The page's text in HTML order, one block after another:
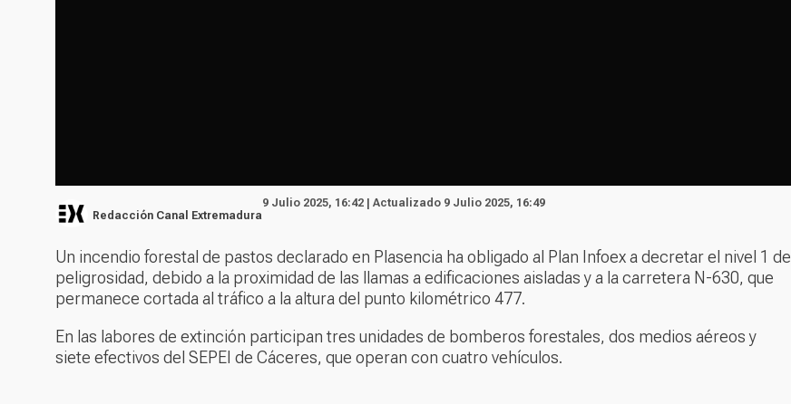
Redacción Canal Extremadura
9 Julio 2025, 16:42 | Actualizado 9 Julio 2025, 16:49
Un incendio forestal de pastos declarado en Plasencia ha obligado al Plan Infoex a decretar el nivel 1 de
peligrosidad, debido a la proximidad de las llamas a edificaciones aisladas y a la carretera N-630, que
permanece cortada al tráfico a la altura del punto kilométrico 477.
En las labores de extinción participan tres unidades de bomberos forestales, dos medios aéreos y
siete efectivos del SEPEI de Cáceres, que operan con cuatro vehículos.